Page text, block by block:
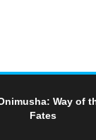
Way of
Fates